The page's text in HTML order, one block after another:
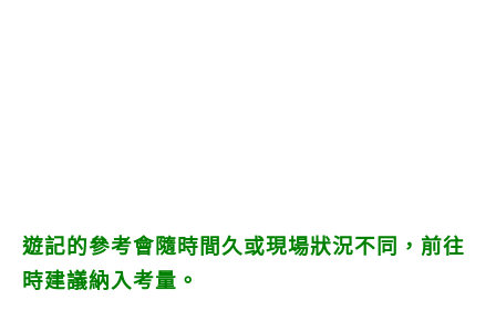
遊記的參考會隨時間久或現場狀況不同，前往
時建議納入考量。